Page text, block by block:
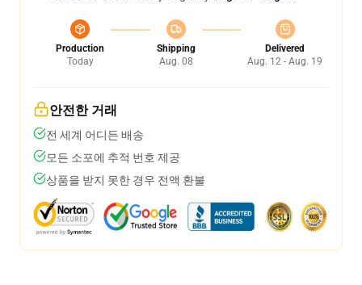
Production
Today
Shipping
Aug. 08
Delivered
Aug. 12 - Aug. 19
안전한 거래
전 세계 어디든 배송
모든 소포에 추적 번호 제공
상품을 받지 못한 경우 전액 환불